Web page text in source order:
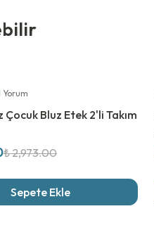
Yorum
Çocuk Bluz Etek 2'li Takım
₺ 2,973.00
Sepete Ekle